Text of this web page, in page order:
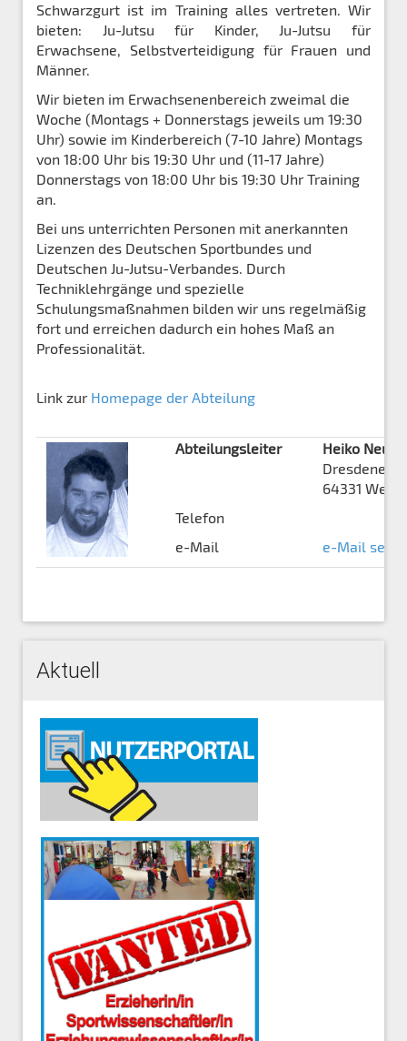
Schwarzgurt ist im Training alles vertreten. Wir
bieten: Ju-Jutsu für Kinder, Ju-Jutsu für
Erwachsene, Selbstverteidigung für Frauen und
Männer.
Wir bieten im Erwachsenenbereich zweimal die
Woche (Montags + Donnerstags jeweils um 19:30
Uhr) sowie im Kinderbereich (7-10 Jahre) Montags
von 18:00 Uhr bis 19:30 Uhr und (11-17 Jahre)
Donnerstags von 18:00 Uhr bis 19:30 Uhr Training
an.
Bei uns unterrichten Personen mit anerkannten
Lizenzen des Deutschen Sportbundes und
Deutschen Ju-Jutsu-Verbandes. Durch
Techniklehrgänge und spezielle
Schulungsmaßnahmen bilden wir uns regelmäßig
fort und erreichen dadurch ein hohes Maß an
Professionalität.
Link zur Homepage der Abteilung
Abteilungsleiter
Telefon
e-Mail
Heiko
Dresdener
64331
e-Mail
Aktuell